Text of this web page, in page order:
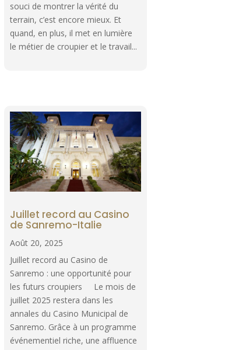
souci de montrer la vérité du
terrain, c’est encore mieux. Et
quand, en plus, il met en lumière
le métier de croupier et le travail...
Juillet record au Casino
de Sanremo-Italie
Août 20, 2025
Juillet record au Casino de
Sanremo : une opportunité pour
les futurs croupiers Le mois de
juillet 2025 restera dans les
annales du Casino Municipal de
Sanremo. Grâce à un programme
événementiel riche, une affluence